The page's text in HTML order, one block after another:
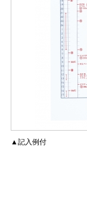
▲記入例付